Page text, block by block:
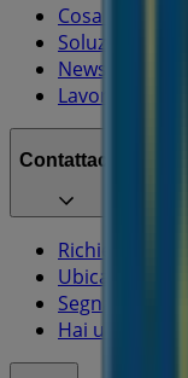
Cosa facciamo
Soluzioni per
News e media
Lavora con noi
Contattaci
Richieste
Ubicazione
Segnalazione
Hai un